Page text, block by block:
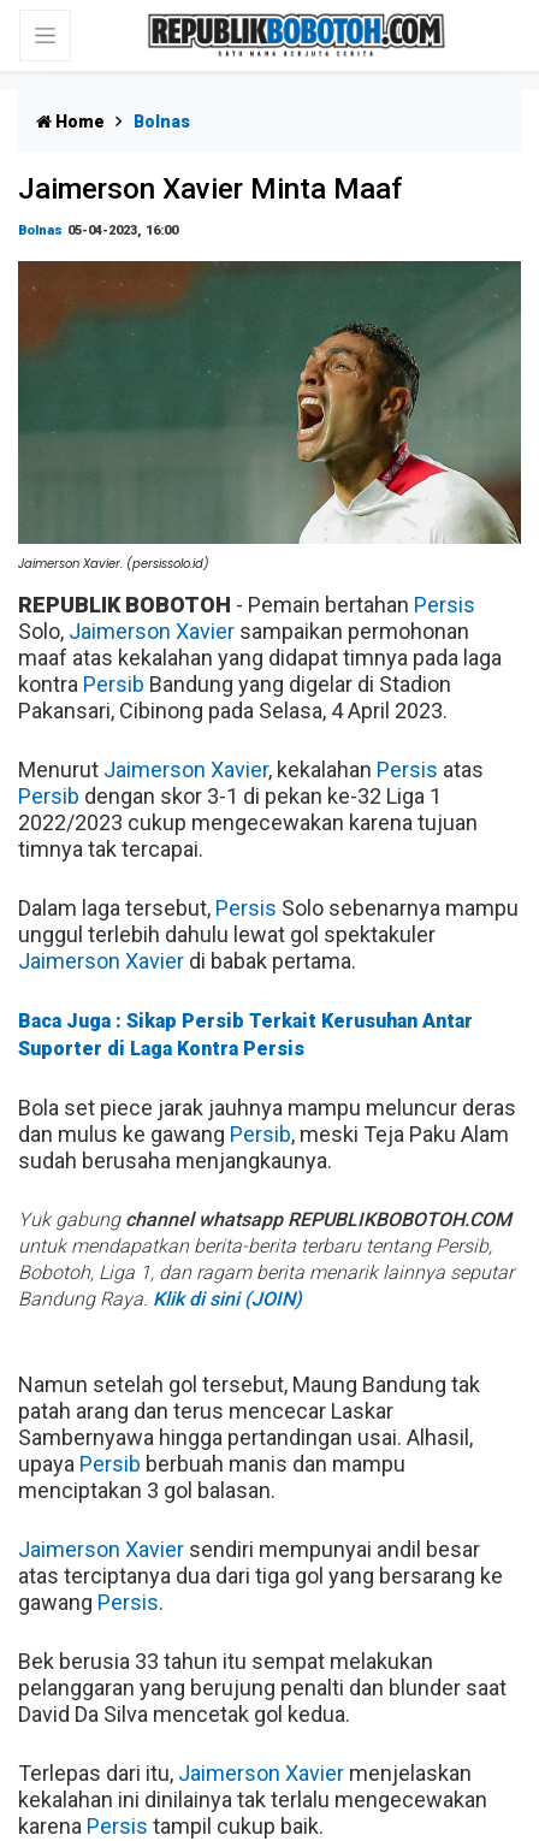
Home Bolnas
Jaimerson Xavier Minta Maaf
Bolnas 05-04-2023, 16:00
Jaimerson Xavier. (persissolo.id)
REPUBLIK BOBOTOH - Pemain bertahan Persis
Solo, Jaimerson Xavier sampaikan permohonan
maaf atas kekalahan yang didapat timnya pada laga
kontra Persib Bandung yang digelar di Stadion
Pakansari, Cibinong pada Selasa, 4 April 2023.
Menurut Jaimerson Xavier, kekalahan Persis atas
Persib dengan skor 3-1 di pekan ke-32 Liga 1
2022/2023 cukup mengecewakan karena tujuan
timnya tak tercapai.
Dalam laga tersebut, Persis Solo sebenarnya mampu
unggul terlebih dahulu lewat gol spektakuler
Jaimerson Xavier di babak pertama.
Baca Juga : Sikap Persib Terkait Kerusuhan Antar
Suporter di Laga Kontra Persis
Bola set piece jarak jauhnya mampu meluncur deras
dan mulus ke gawang Persib, meski Teja Paku Alam
sudah berusaha menjangkaunya.
Yuk gabung channel whatsapp REPUBLIKBOBOTOH.COM
untuk mendapatkan berita-berita terbaru tentang Persib,
Bobotoh, Liga 1, dan ragam berita menarik lainnya seputar
Bandung Raya. Klik di sini (JOIN)
Namun setelah gol tersebut, Maung Bandung tak
patah arang dan terus mencecar Laskar
Sambernyawa hingga pertandingan usai. Alhasil,
upaya Persib berbuah manis dan mampu
menciptakan 3 gol balasan.
Jaimerson Xavier sendiri mempunyai andil besar
atas terciptanya dua dari tiga gol yang bersarang ke
gawang Persis.
Bek berusia 33 tahun itu sempat melakukan
pelanggaran yang berujung penalti dan blunder saat
David Da Silva mencetak gol kedua.
Terlepas dari itu, Jaimerson Xavier menjelaskan
kekalahan ini dinilainya tak terlalu mengecewakan
karena Persis tampil cukup baik.